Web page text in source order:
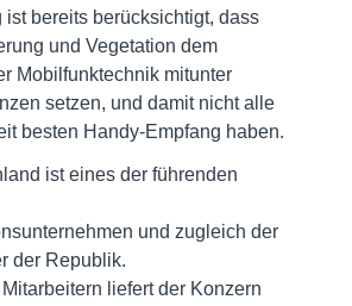
bereits berücksichtigt, dass
und Vegetation dem
Mobilfunktechnik mitunter
setzen, und damit nicht alle
besten Handy-Empfang haben.
ist eines der führenden
und zugleich der
der Republik.
liefert der Konzern